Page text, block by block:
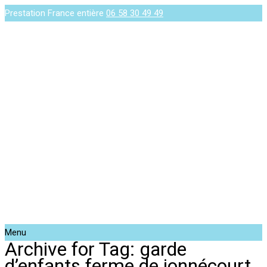
Prestation France entière 06 58 30 49 49
Menu
Archive for Tag: garde